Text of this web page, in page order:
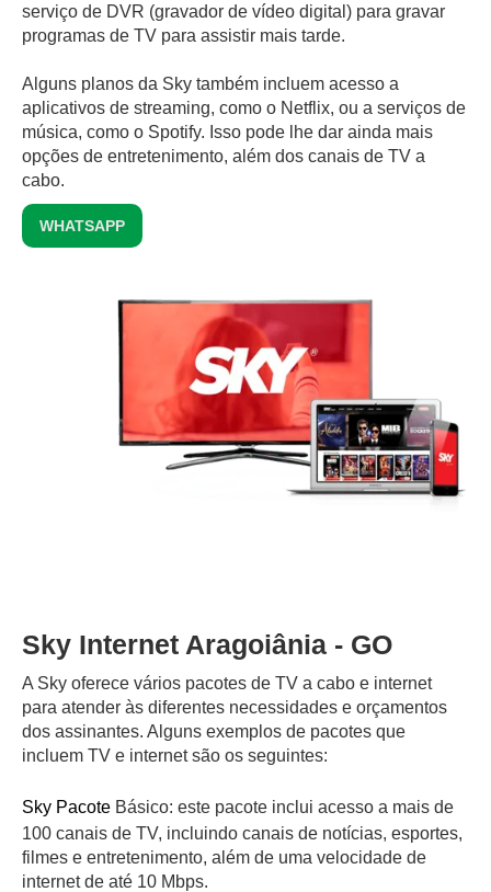
serviço de DVR (gravador de vídeo digital) para gravar
programas de TV para assistir mais tarde.
Alguns planos da Sky também incluem acesso a
aplicativos de streaming, como o Netflix, ou a serviços de
música, como o Spotify. Isso pode lhe dar ainda mais
opções de entretenimento, além dos canais de TV a
cabo.
WHATSAPP
Sky Internet Aragoiânia - GO
A Sky oferece vários pacotes de TV a cabo e internet
para atender às diferentes necessidades e orçamentos
dos assinantes. Alguns exemplos de pacotes que
incluem TV e internet são os seguintes:
Sky Pacote Básico: este pacote inclui acesso a mais de
100 canais de TV, incluindo canais de notícias, esportes,
filmes e entretenimento, além de uma velocidade de
internet de até 10 Mbps.